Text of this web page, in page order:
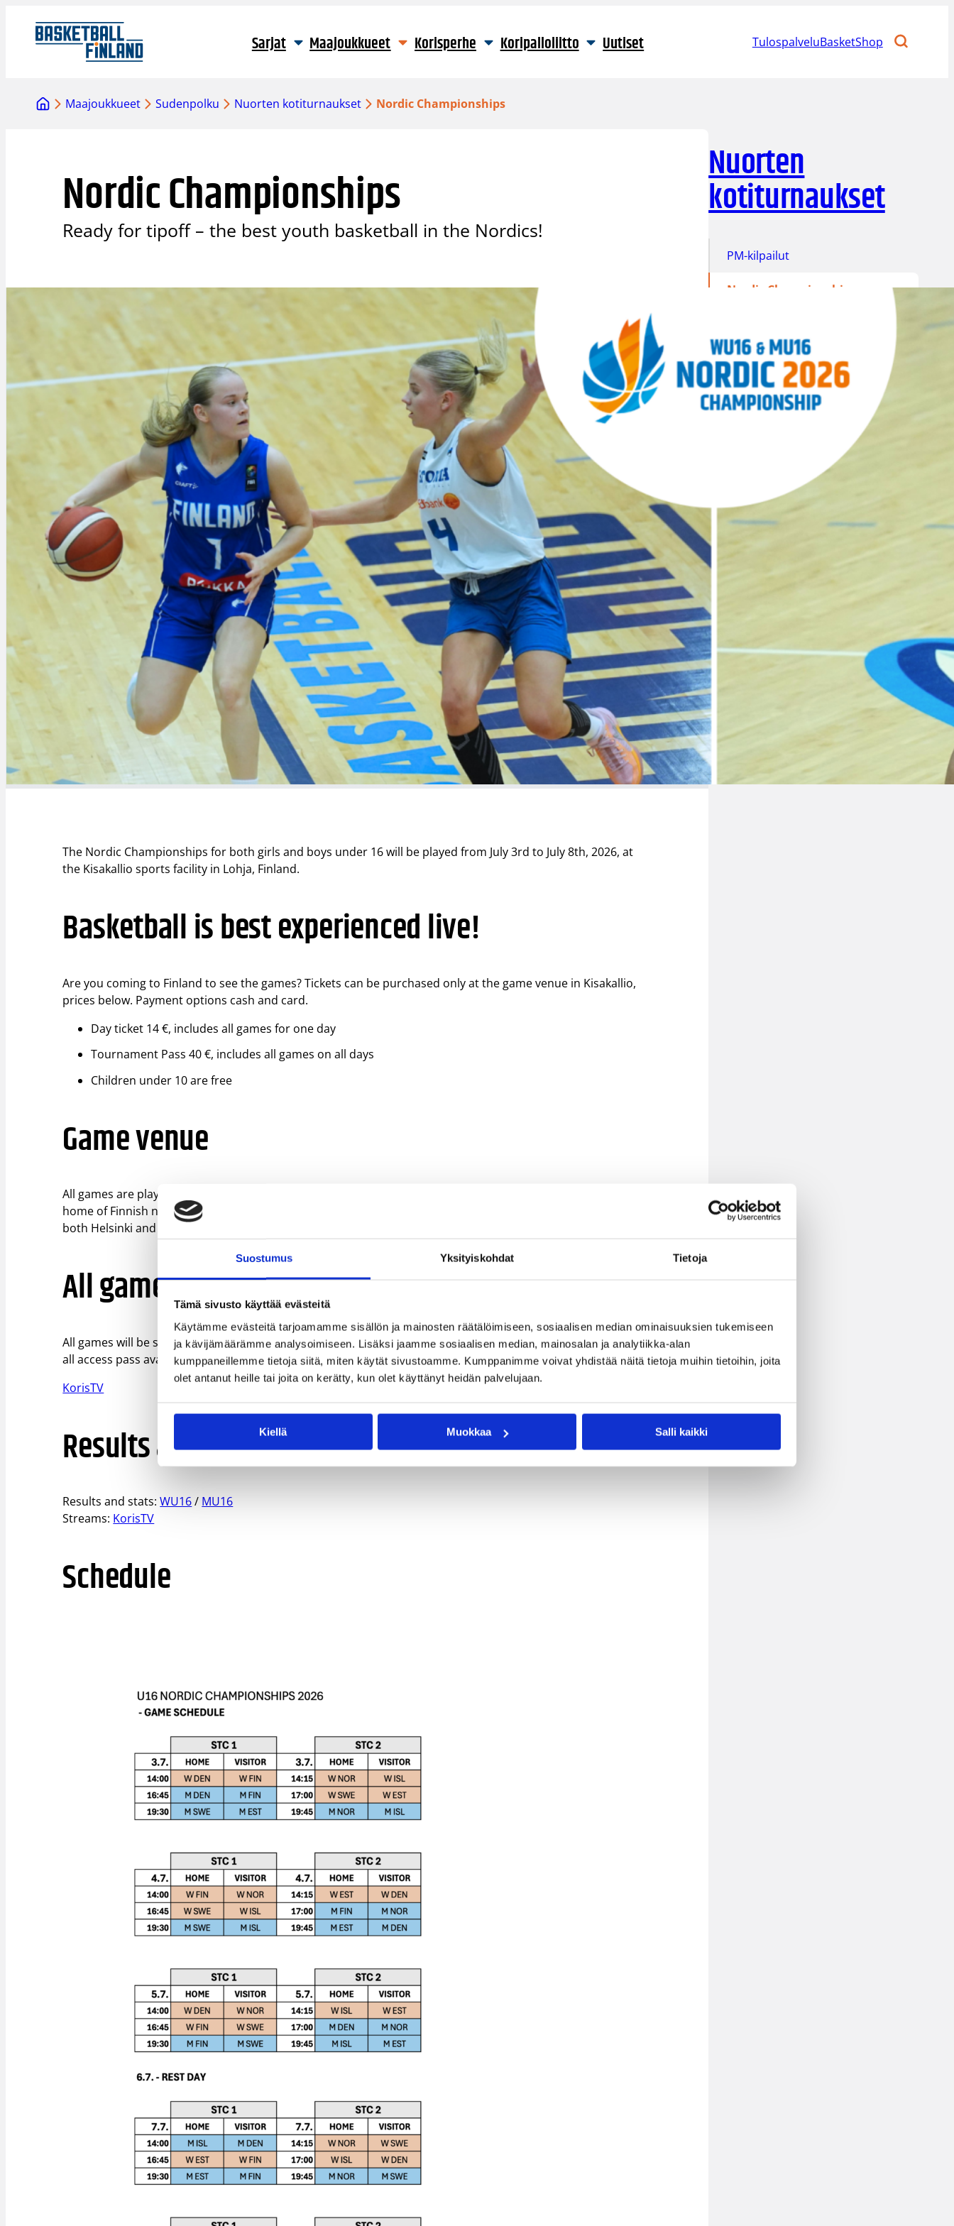
Suostumus Yksityiskohdat Tietoja
Tämä sivusto käyttää evästeitä
Käytämme evästeitä tarjoamamme sisällön ja mainosten räätälöimiseen, sosiaalisen median ominaisuuksien tukemiseen
ja kävijämäärämme analysoimiseen. Lisäksi jaamme sosiaalisen median, mainosalan ja analytiikka-alan
kumppaneillemme tietoja siitä, miten käytät sivustoamme. Kumppanimme voivat yhdistää näitä tietoja muihin tietoihin, joita
olet antanut heille tai joita on kerätty, kun olet käyttänyt heidän palvelujaan.
Kiellä Muokkaa Salli kaikki
sisältöön
Sarjat Maajoukkueet Korisperhe Koripalloliitto Uutiset TulospalveluBasketShop
Maajoukkueet Sudenpolku Nuorten kotiturnaukset Nordic Championships
Nordic Championships
Ready for tipoff – the best youth basketball in the Nordics!
The Nordic Championships for both girls and boys under 16 will be played from July 3rd to July 8th, 2026, at
the Kisakallio sports facility in Lohja, Finland.
Basketball is best experienced live!
Are you coming to Finland to see the games? Tickets can be purchased only at the game venue in Kisakallio,
prices below. Payment options cash and card.
Day ticket 14 €, includes all games for one day
Tournament Pass 40 €, includes all games on all days
Children under 10 are free
Game venue
All games are played at the Kisakallio Sports institute’s Susi Training Center, which during summertime, is the
home of Finnish national teams. Kisakallio is located in southern Finland, approximately one hour away from
both Helsinki and Turku city centres. See more about
All game streams on KorisTV
All games will be streamed internationally on teh Slodid sport KorisTV service. Both individual streams or an
all access pass available.
KorisTV
Results and stats
Results and stats:WU16/ MU16
Streams: KorisTV
Schedule
Nuorten
kotiturnaukset
PM-kilpailut
Nordic Championships
Nordic Open tournament